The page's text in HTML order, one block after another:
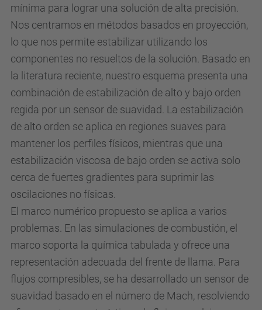
mínima para lograr una solución de alta precisión.
Nos centramos en métodos basados en proyección,
lo que nos permite estabilizar utilizando los
componentes no resueltos de la solución. Basado en
la literatura reciente, nuestro esquema presenta una
combinación de estabilización de alto y bajo orden
regida por un sensor de suavidad. La estabilización
de alto orden se aplica en regiones suaves para
mantener los perfiles físicos, mientras que una
estabilización viscosa de bajo orden se activa solo
cerca de fuertes gradientes para suprimir las
oscilaciones no físicas.
El marco numérico propuesto se aplica a varios
problemas. En las simulaciones de combustión, el
marco soporta la química tabulada y ofrece una
representación adecuada del frente de llama. Para
flujos compresibles, se ha desarrollado un sensor de
suavidad basado en el número de Mach, resolviendo